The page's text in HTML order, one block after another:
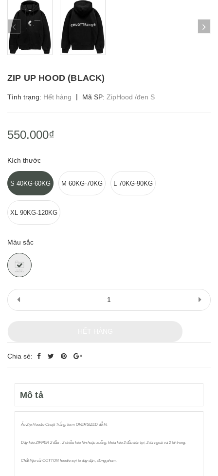
ZIP UP HOOD (BLACK)
Tình trạng: Hết hàng | Mã SP: ZipHood /đen S
550.000₫
Kích thước
S 40KG-60KG M 60KG-70KG L 70KG-90KG
XL 90KG-120KG
Màu sắc
Chia sẻ:
Mô tả
Áo Zip Hoodie Chuột Trắng, form OVERSIZED dễ fit.
Dây kéo ZIPPER 2 đầu - 2 chiều kéo lên hoặc xuống, khóa kéo 2 đầu tiện lợi, 2 túi ngoài và 2 túi trong.
Chất liệu vải COTTON hoodie sợi to dày dặn , đứng phom.